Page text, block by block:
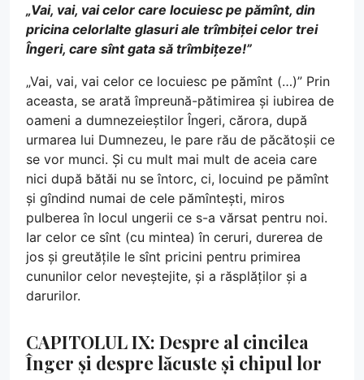
„Vai, vai, vai celor care locuiesc pe pămînt, din
pricina celorlalte glasuri ale trîmbiței celor trei
Îngeri, care sînt gata să trîmbițeze!”
„Vai, vai, vai celor ce locuiesc pe pămînt (…)” Prin
aceasta, se arată împreună-pătimirea și iubirea de
oameni a dumnezeieștilor Îngeri, cărora, după
urmarea lui Dumnezeu, le pare rău de păcătoșii ce
se vor munci. Și cu mult mai mult de aceia care
nici după bătăi nu se întorc, ci, locuind pe pămînt
și gîndind numai de cele pămîntești, miros
pulberea în locul ungerii ce s-a vărsat pentru noi.
Iar celor ce sînt (cu mintea) în ceruri, durerea de
jos și greutățile le sînt pricini pentru primirea
cununilor celor neveștejite, și a răsplăților și a
darurilor.
CAPITOLUL IX: Despre al cincilea
Înger și despre lăcuste și chipul lor